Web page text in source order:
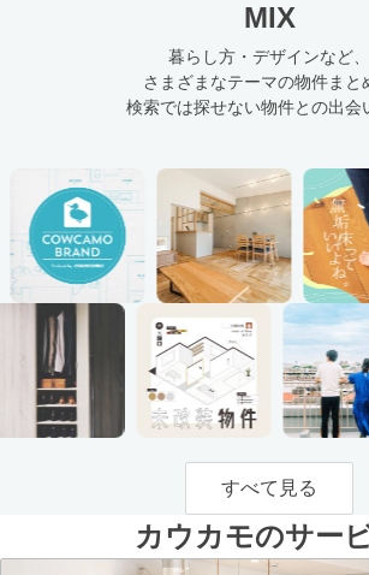
MIX
暮らし方・デザインなど、
さまざまなテーマの物件まと
検索では探せない物件との出会
すべて見る
カウカモのサー